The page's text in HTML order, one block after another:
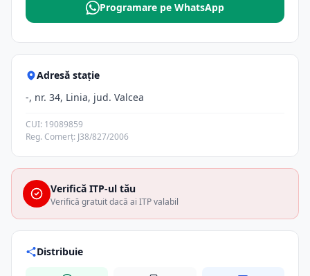
Programare pe WhatsApp
Adresă stație
-, nr. 34, Linia, jud. Valcea
CUI: 19089859
Reg. Comerț: J38/827/2006
Verifică ITP-ul tău
Verifică gratuit dacă ai ITP valabil
Distribuie